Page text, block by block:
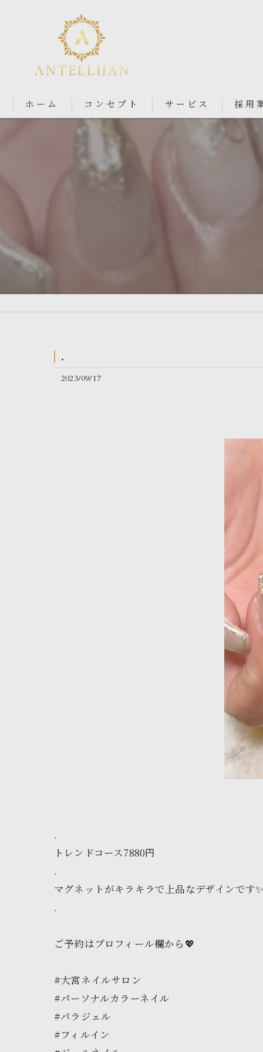
ホーム コンセプト サービス 採用
.
2023/09/17
.
トレンドコース7880円
.
マグネットがキラキラで上品なデザインです
.
ご予約はプロフィール欄から💖
#大宮ネイルサロン
#パーソナルカラーネイル
#パラジェル
#フィルイン